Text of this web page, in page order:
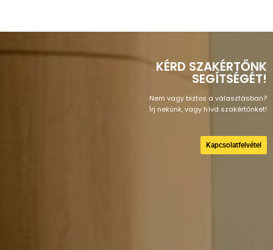
KÉRD SZAKÉRTŐNK
SEGÍTSÉGÉT!
Nem vagy biztos a választásban?
Írj nekünk, vagy hívd szakértőnket!
Kapcsolatfelvétel